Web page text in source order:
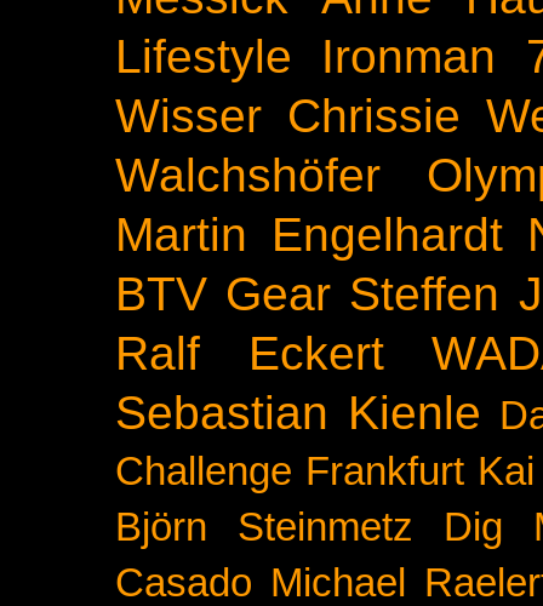
Lifestyle
Ironman
Wisser Chrissie
Walchshöfer
Martin Engelhardt
BTV Gear Steffen
Ralf Eckert
Sebastian Kienle
Challenge Frankfurt
Björn Steinmetz
Dig
Casado Michael